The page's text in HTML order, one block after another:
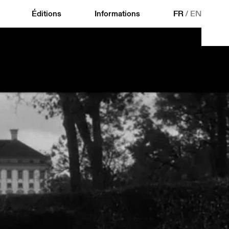
Éditions Informations FR/ EN